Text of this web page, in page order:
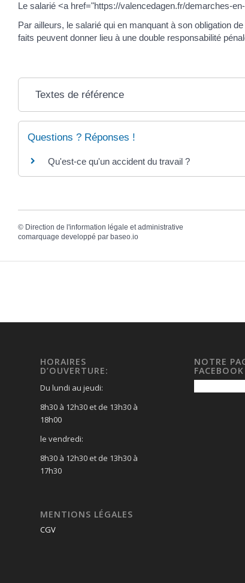
Le salarié <a href="https://valencedagen.fr/demarches-
Par ailleurs, le salarié qui en manquant à son obligation
faits peuvent donner lieu à une double responsabilité
Textes de référence
Questions ? Réponses !
Qu'est-ce qu'un accident du travail ?
© Direction de l'information légale et administrative
comarquage developpé par baseo.io
HORAIRES
D’OUVERTURE:
Du lundi au jeudi:
8h30 à 12h30 et de 13h30 à
18h00
le vendredi:
8h30 à 12h30 et de 13h30 à
17h30
MENTIONS LÉGALES
CGV
NOTRE
FACEBOOK